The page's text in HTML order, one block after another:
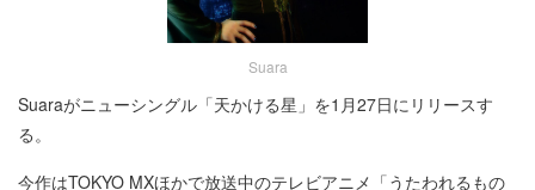
Suara
Suaraがニューシングル「天かける星」を1月27日にリリースす
る。
今作はTOKYO MXほかで放送中のテレビアニメ「うたわれるもの